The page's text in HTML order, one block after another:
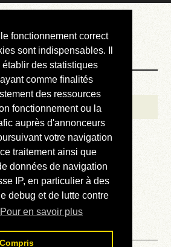
fonctionnement correct
sont indispensables. Il
des statistiques
comme finalités
des ressources
fonctionnement ou la
auprès d'annonceurs
votre navigation
traitement ainsi que
données de navigation
IP, en particulier à des
debug et de lutte contre
Pour en savoir plus
Compris
»